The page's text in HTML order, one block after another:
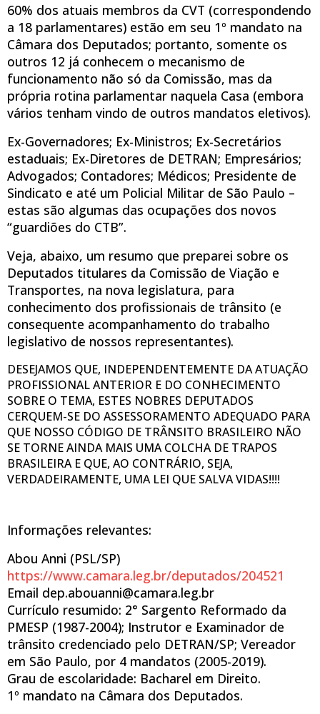
60% dos atuais membros da CVT (correspondendo
a 18 parlamentares) estão em seu 1º mandato na
Câmara dos Deputados; portanto, somente os
outros 12 já conhecem o mecanismo de
funcionamento não só da Comissão, mas da
própria rotina parlamentar naquela Casa (embora
vários tenham vindo de outros mandatos eletivos).
Ex-Governadores; Ex-Ministros; Ex-Secretários
estaduais; Ex-Diretores de DETRAN; Empresários;
Advogados; Contadores; Médicos; Presidente de
Sindicato e até um Policial Militar de São Paulo –
estas são algumas das ocupações dos novos
“guardiões do CTB”.
Veja, abaixo, um resumo que preparei sobre os
Deputados titulares da Comissão de Viação e
Transportes, na nova legislatura, para
conhecimento dos profissionais de trânsito (e
consequente acompanhamento do trabalho
legislativo de nossos representantes).
DESEJAMOS QUE, INDEPENDENTEMENTE DA ATUAÇÃO
PROFISSIONAL ANTERIOR E DO CONHECIMENTO
SOBRE O TEMA, ESTES NOBRES DEPUTADOS
CERQUEM-SE DO ASSESSORAMENTO ADEQUADO PARA
QUE NOSSO CÓDIGO DE TRÂNSITO BRASILEIRO NÃO
SE TORNE AINDA MAIS UMA COLCHA DE TRAPOS
BRASILEIRA E QUE, AO CONTRÁRIO, SEJA,
VERDADEIRAMENTE, UMA LEI QUE SALVA VIDAS!!!!
Informações relevantes:
Abou Anni (PSL/SP)
https://www.camara.leg.br/deputados/204521
Email dep.abouanni@camara.leg.br
Currículo resumido: 2° Sargento Reformado da
PMESP (1987-2004); Instrutor e Examinador de
trânsito credenciado pelo DETRAN/SP; Vereador
em São Paulo, por 4 mandatos (2005-2019).
Grau de escolaridade: Bacharel em Direito.
1º mandato na Câmara dos Deputados.